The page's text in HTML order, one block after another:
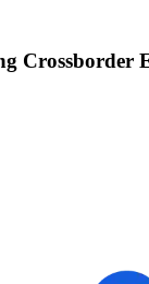
Crossborder